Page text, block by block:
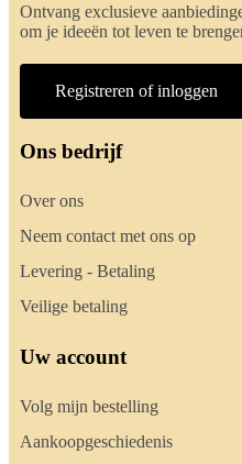
Ontvang exclusieve
om je ideeën tot leven te
Registreren of inloggen
Ons bedrijf
Over ons
Neem contact met ons op
Levering - Betaling
Veilige betaling
Uw account
Volg mijn bestelling
Aankoopgeschiedenis